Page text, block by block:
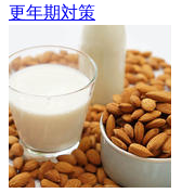
更年期対策